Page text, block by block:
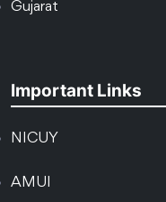
Gujarat
Important Links
NICUY
AMUI